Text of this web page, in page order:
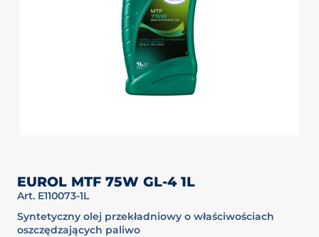
EUROL MTF 75W GL-4 1L
Art. E110073-1L
Syntetyczny olej przekładniowy o właściwościach
oszczędzających paliwo